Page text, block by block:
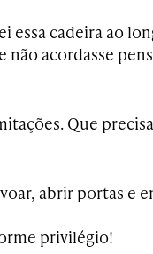
essa cadeira ao
não acordasse
Que
abrir portas e
privilégio!